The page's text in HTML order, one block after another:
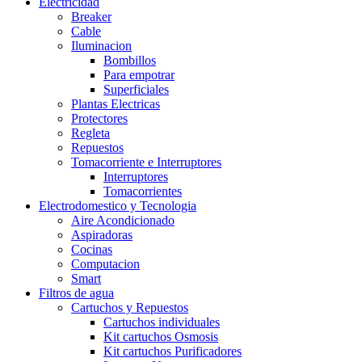
Breaker
Cable
Iluminacion
Bombillos
Para empotrar
Superficiales
Plantas Electricas
Protectores
Regleta
Repuestos
Tomacorriente e Interruptores
Interruptores
Tomacorrientes
Electrodomestico y Tecnologia
Aire Acondicionado
Aspiradoras
Cocinas
Computacion
Smart
Filtros de agua
Cartuchos y Repuestos
Cartuchos individuales
Kit cartuchos Osmosis
Kit cartuchos Purificadores